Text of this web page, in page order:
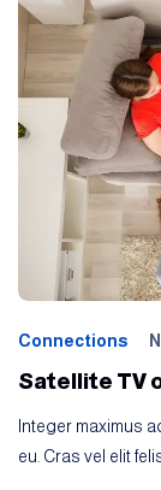
Connections
Satellite TV
Integer maximus
eu. Cras vel elit